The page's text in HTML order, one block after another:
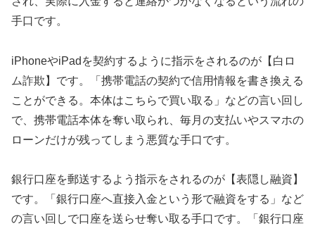
手口です。
iPhoneやiPadを契約するように指示をされるのが【白ロ
ム詐欺】です。「携帯電話の契約で信用情報を書き換える
ことができる。本体はこちらで買い取る」などの言い回し
で、携帯電話本体を奪い取られ、毎月の支払いやスマホの
ローンだけが残ってしまう悪質な手口です。
銀行口座を郵送するよう指示をされるのが【表隠し融資】
です。「銀行口座へ直接入金という形で融資をする」など
の言い回しで口座を送らせ奪い取る手口です。「銀行口座